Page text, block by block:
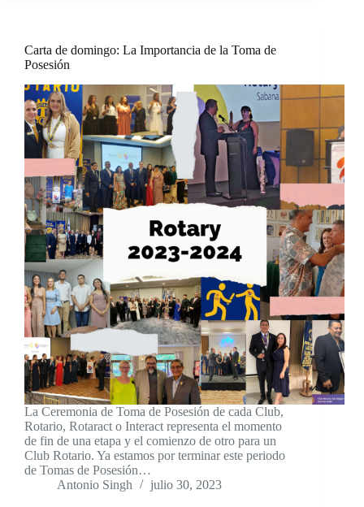
Carta de domingo: La Importancia de la Toma de
Posesión
La Ceremonia de Toma de Posesión de cada Club,
Rotario, Rotaract o Interact representa el momento
de fin de una etapa y el comienzo de otro para un
Club Rotario. Ya estamos por terminar este periodo
de Tomas de Posesión…
Antonio Singh
julio 30, 2023